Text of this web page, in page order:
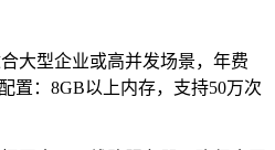
大型企业或高并发场景，年费
配置：8GB以上内存，支持50万次